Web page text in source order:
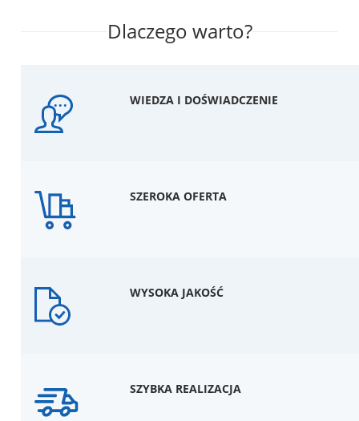
Dlaczego warto?
WIEDZA I DOŚWIADCZENIE
SZEROKA OFERTA
WYSOKA JAKOŚĆ
SZYBKA REALIZACJA